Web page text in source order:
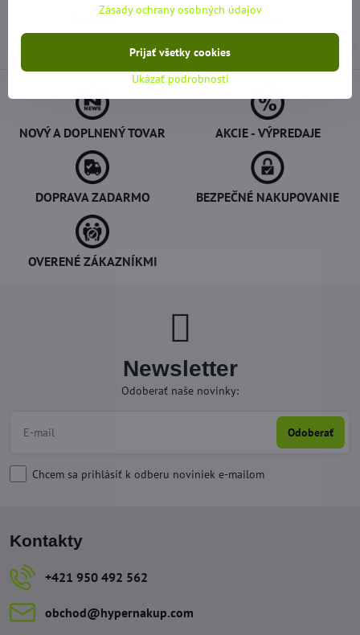
Do košíka
NOVÝ A DOPLNENÝ TOVAR AKCIE - VÝPREDAJE
DOPRAVA ZADARMO BEZPEČNÉ NAKUPOVANIE
OVERENÉ ZÁKAZNÍKMI
Newsletter
Odoberať naše novinky:
Odoberať
Chcem sa prihlásiť k odberu noviniek e-mailom
Kontakty
+421 950 492 562
obchod​@hypernakup​.com
Zásady ochrany osobných údajov
Ukázať podrobnosti
Prijať všetky cookies